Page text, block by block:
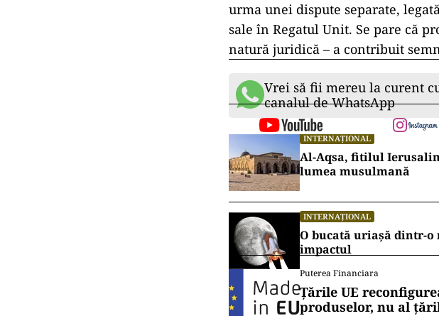
urma unei dispute separate,
sale în Regatul Unit. Se pare că
natură juridică – a contribuit
Vrei să fii mereu la curent
canalul de WhatsApp
INTERNAȚIONAL
Al-Aqsa, fitilul
lumea musulmană
INTERNAȚIONAL
O bucată uriașă dintr-o
impactul
Puterea Financiara
Țările UE
produselor, nu al